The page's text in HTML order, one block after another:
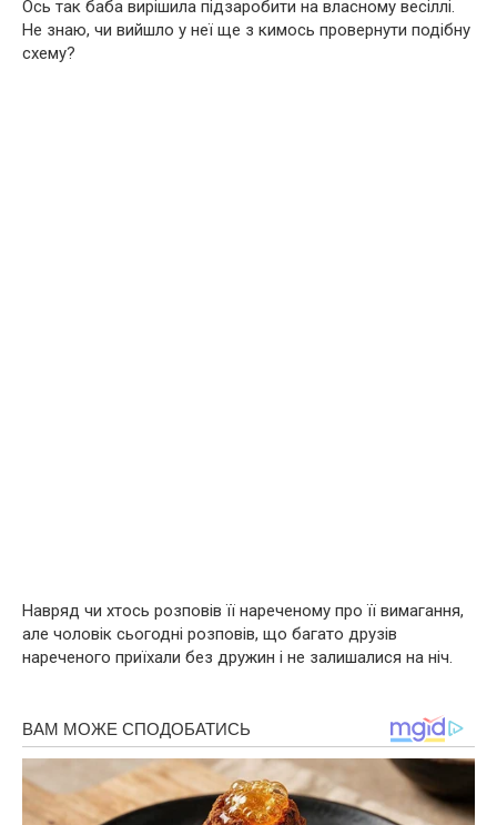
Ось так баба вирішила підзаробити на власному весіллі.
Не знаю, чи вийшло у неї ще з кимось провернути подібну
схему?
Навряд чи хтось розповів її нареченому про її вимагання,
але чоловік сьогодні розповів, що багато друзів
нареченого приїхали без дружин і не залишалися на ніч.